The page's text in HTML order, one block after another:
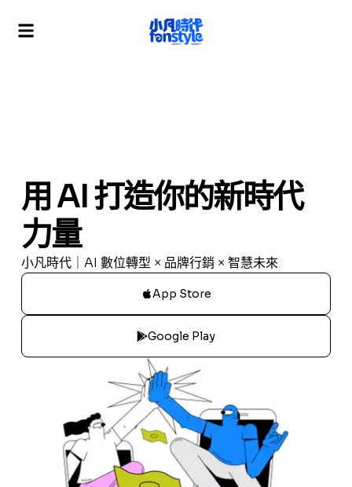
用 AI 打造你的新時代
力量
小凡時代｜AI 數位轉型 × 品牌行銷 × 智慧未來
App Store
Google Play